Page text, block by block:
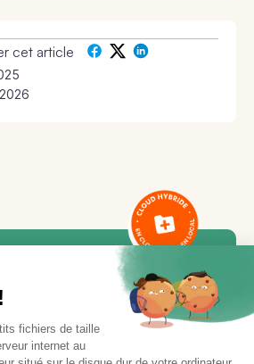
cet article
ou d'une
pour vous accompagner.